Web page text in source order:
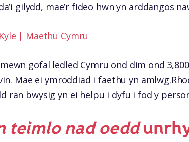
gilydd, mae’r fideo hwn yn arddangos
| Maethu Cymru
gofal ledled Cymru ond dim ond
Mae ei ymroddiad i faethu yn
ran bwysig yn ei helpu i dyfu i fod y
teimlo nad oedd